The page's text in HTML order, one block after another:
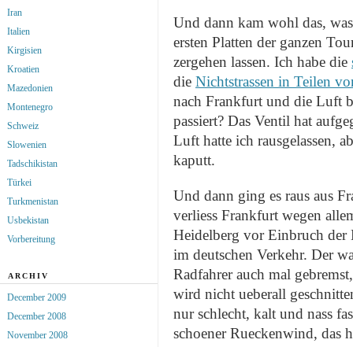
Und dann kam wohl das,
ersten Platten der ganzen
zergehen lassen. Ich habe die
die Nichtstrassen in Teilen
nach Frankfurt und die Luft
passiert? Das Ventil hat
Luft hatte ich rausgelassen,
kaputt.
Und dann ging es raus aus
verliess Frankfurt wegen
Heidelberg vor Einbruch
im deutschen Verkehr. Der
Radfahrer auch mal
wird nicht ueberall
nur schlecht, kalt und nass
schoener Rueckenwind, das
Iran
Italien
Kirgisien
Kroatien
Mazedonien
Montenegro
Schweiz
Slowenien
Tadschikistan
Türkei
Turkmenistan
Usbekistan
Vorbereitung
ARCHIV
December 2009
December 2008
November 2008